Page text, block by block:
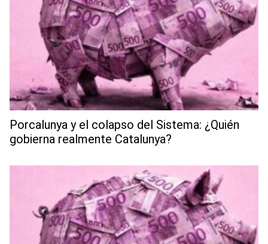
Porcalunya y el colapso del Sistema: ¿Quién
gobierna realmente Catalunya?